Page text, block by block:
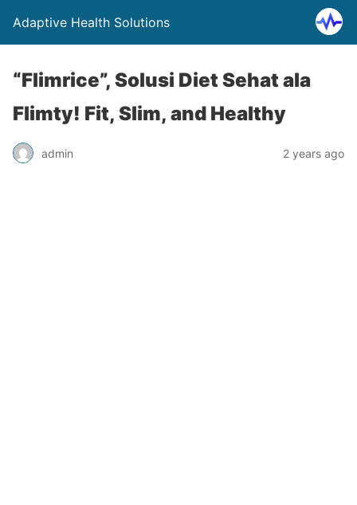
Adaptive Health Solutions
“Flimrice”, Solusi Diet Sehat ala
Flimty! Fit, Slim, and Healthy
admin 2 years ago